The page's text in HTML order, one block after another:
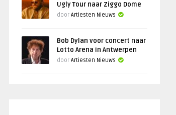
Ugly Tour naar Ziggo Dome
door Artiesten Nieuws
Bob Dylan voor concert naar
Lotto Arena in Antwerpen
door Artiesten Nieuws